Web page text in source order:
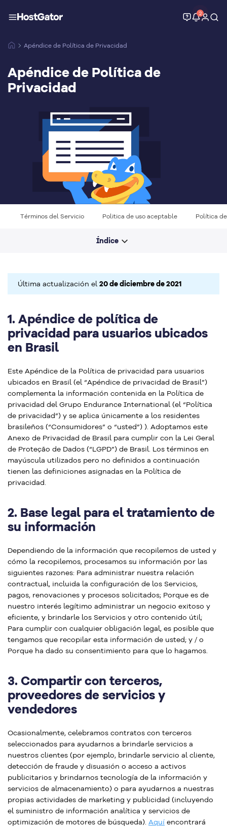
2
Apéndice de Política de Privacidad
Apéndice de Política de
Privacidad
Términos del Servicio Politica de uso aceptable Política
Última actualización el 20 de diciembre de 2021
1. Apéndice de política de
privacidad para usuarios ubicados
en Brasil
Este Apéndice de la Política de privacidad para usuarios
ubicados en Brasil (el “Apéndice de privacidad de Brasil”)
complementa la información contenida en la Política de
privacidad del Grupo Endurance International (el “Política
de privacidad”) y se aplica únicamente a los residentes
brasileños (“Consumidores” o “usted”) ). Adoptamos este
Anexo de Privacidad de Brasil para cumplir con la Lei Geral
de Proteção de Dados (“LGPD”) de Brasil. Los términos en
mayúscula utilizados pero no definidos a continuación
tienen las definiciones asignadas en la Política de
privacidad.
2. Base legal para el tratamiento de
su información
Dependiendo de la información que recopilemos de usted y
cómo la recopilemos, procesamos su información por las
siguientes razones: Para administrar nuestra relación
contractual, incluida la configuración de los Servicios,
pagos, renovaciones y procesos solicitados; Porque es de
nuestro interés legítimo administrar un negocio exitoso y
eficiente, y brindarle los Servicios y otro contenido útil;
Para cumplir con cualquier obligación legal, es posible que
tengamos que recopilar esta información de usted; y / o
Porque ha dado su consentimiento para que lo hagamos.
3. Compartir con terceros,
proveedores de servicios y
vendedores
Ocasionalmente, celebramos contratos con terceros
seleccionados para ayudarnos a brindarle servicios a
nuestros clientes (por ejemplo, brindarle servicio al cliente,
detección de fraude y disuasión o acceso a activos
publicitarios y brindarnos tecnología de la información y
servicios de almacenamiento) o para ayudarnos a nuestras
propias actividades de marketing y publicidad (incluyendo
el suministro de información analítica y servicios de
optimización de motores de búsqueda). Aquí encontrará
Índice